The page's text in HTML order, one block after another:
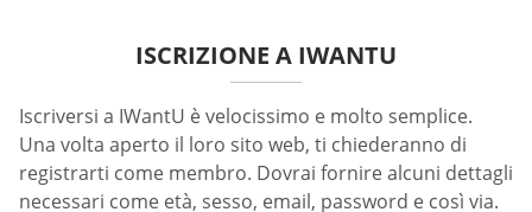
ISCRIZIONE A IWANTU
Iscriversi a IWantU è velocissimo e molto semplice.
Una volta aperto il loro sito web, ti chiederanno di
registrarti come membro. Dovrai fornire alcuni dettagli
necessari come età, sesso, email, password e così via.